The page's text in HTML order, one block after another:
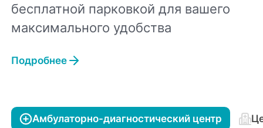
бесплатной парковкой для вашего
максимального удобства
Подробнее
Амбулаторно-диагностический центр